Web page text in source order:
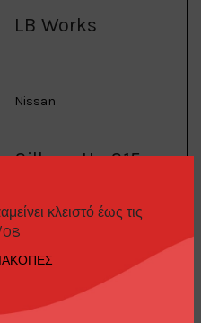
κλειστό έως τις
LB Works
Nissan
Silhouette S15
1/64 Nissan LB Super
Silhouette S15 Silvia
#23 2022 Goodwood
Festival of Speed,